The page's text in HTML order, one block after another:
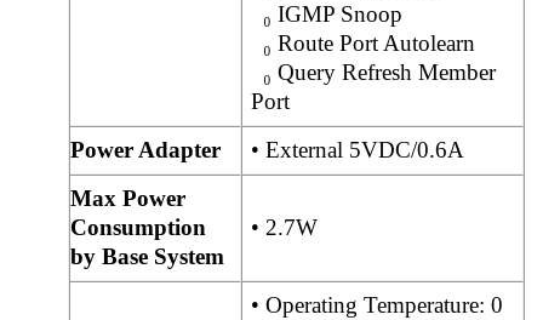
₀ IGMP Snoop
₀ Route Port Autolearn
₀ Query Refresh Member
Port
Power Adapter
• External 5VDC/0.6A
Max Power
Consumption
by Base System
• 2.7W
• Operating Temperature: 0